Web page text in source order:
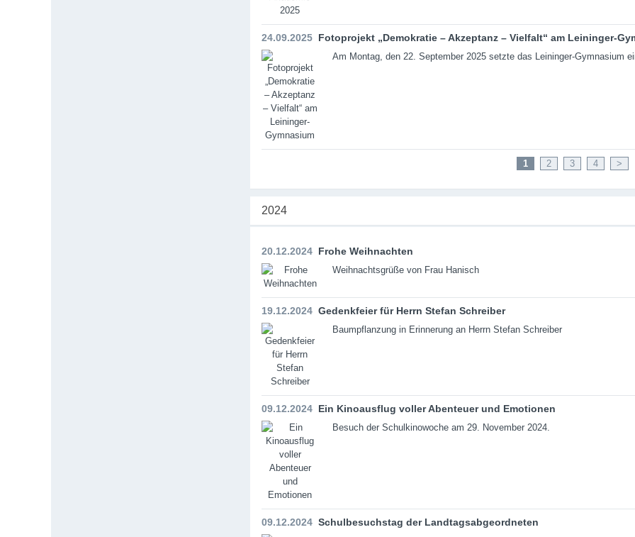
24.09.2025 Fotoprojekt „Demokratie – Akzeptanz – Vielfalt“ am Leininger-
Am Montag, den 22. September 2025 setzte das Leininger-Gymnasium
1 2 3 4 >
2024
20.12.2024 Frohe Weihnachten
Weihnachtsgrüße von Frau Hanisch
19.12.2024 Gedenkfeier für Herrn Stefan Schreiber
Baumpflanzung in Erinnerung an Herrn Stefan Schreiber
09.12.2024 Ein Kinoausflug voller Abenteuer und Emotionen
Besuch der Schulkinowoche am 29. November 2024.
09.12.2024 Schulbesuchstag der Landtagsabgeordneten